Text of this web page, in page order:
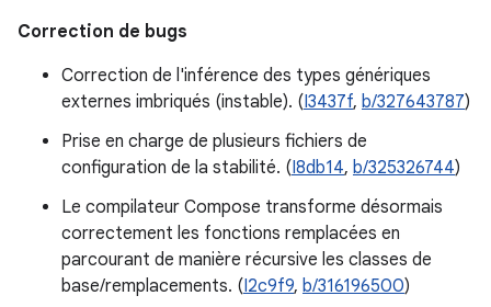
Correction de bugs
Correction de l'inférence des types génériques
externes imbriqués (instable). (I3437f, b/327643787)
Prise en charge de plusieurs fichiers de
configuration de la stabilité. (I8db14, b/325326744)
Le compilateur Compose transforme désormais
correctement les fonctions remplacées en
parcourant de manière récursive les classes de
base/remplacements. (I2c9f9, b/316196500)